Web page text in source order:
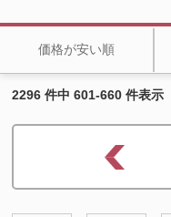
価格が安い順
2296 件中 601-660 件表示